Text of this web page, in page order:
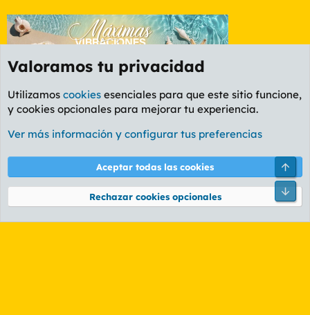
Etiquetas
Cookies
PL OLDSTYLE AMARILLO
Términos y reglas Política de privacidad Ayuda
Community platform by XenForo® © 2010-2026 XenForo Ltd.
Valoramos tu privacidad
Utilizamos cookies esenciales para que este sitio funcione,
y cookies opcionales para mejorar tu experiencia.
Ver más información y configurar tus preferencias
Aceptar todas las cookies
Rechazar cookies opcionales
Pie